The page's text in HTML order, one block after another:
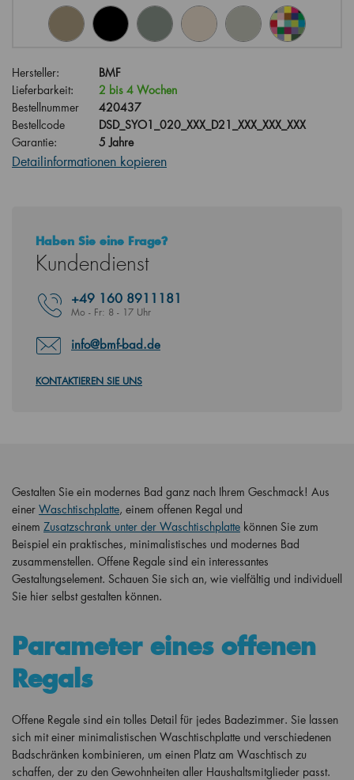
Hersteller:
BMF
Lieferbarkeit:
2 bis 4 Wochen
Bestellnummer
420437
Bestellcode
DSD_SYO1_020_XXX_D21_XXX_XXX_XXX
Garantie:
5 Jahre
Detailinformationen kopieren
Haben Sie eine Frage?
Kundendienst
+49 160 8911181
Mo - Fr: 8 - 17 Uhr
info@bmf-bad.de
KONTAKTIEREN SIE UNS
Gestalten Sie ein modernes Bad ganz nach Ihrem Geschmack! Aus
einer Waschtischplatte, einem offenen Regal und
einem Zusatzschrank unter der Waschtischplatte können Sie zum
Beispiel ein praktisches, minimalistisches und modernes Bad
zusammenstellen. Offene Regale sind ein interessantes
Gestaltungselement. Schauen Sie sich an, wie vielfältig und individuell
Sie hier selbst gestalten können.
Parameter eines offenen
Regals
Offene Regale sind ein tolles Detail für jedes Badezimmer. Sie lassen
sich mit einer minimalistischen Waschtischplatte und verschiedenen
Badschränken kombinieren, um einen Platz am Waschtisch zu
schaffen, der zu den Gewohnheiten aller Haushaltsmitglieder passt.